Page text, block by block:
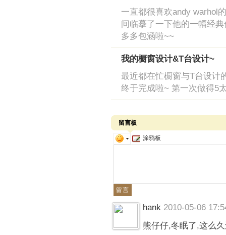
一直都很喜欢andy warhol
间临摹了一下他的一幅经
多多包涵啦~~
我的橱窗设计&T台设计~
最近都在忙橱窗与T台设计
终于完成啦~ 第一次做得5
留言板
涂鸦板
hank 2010-05-06
熊仔仔,冬眠了,这么